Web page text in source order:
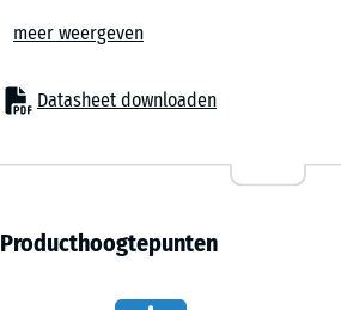
Het kliksysteem zorgt ervoor dat de tegels
nodig. Ook zonder randopsluiting blijft het
De onderlinge verbinding voorkomt dat
Flexibel te plaatsen op verschillende
beton, asfalt of klinkerbestrating. Ook
draaglaag met splitbed is mogelijk. In de
meer weergeven
Datasheet downloaden
m²
Producthoogtepunten